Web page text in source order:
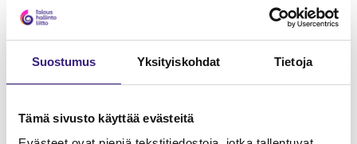
Suostumus Yksityiskohdat Tietoja
Tämä sivusto käyttää evästeitä